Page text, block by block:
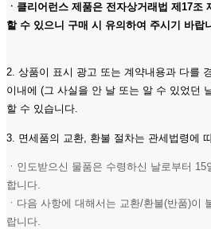
ㆍ클리어런스 제품은 전자상거래법 제17조
할 수 있으니 구매 시 유의하여 주시기 바랍
2. 상품이 표시 광고 또는 계약내용과 다를
이내에 (그 사실을 안 날 또는 알 수 있었던
할 수 있습니다.
3. 면세품의 교환, 환불 절차는 관세법령에
ㆍ인도받으신 물품은 수령하신 날로부터
합니다.
ㆍ다음 사항에 대해서는 교환/환불(반품)이
랍니다.